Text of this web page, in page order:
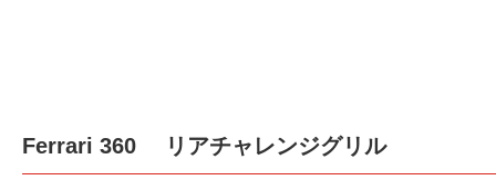
Ferrari 360 リアチャレンジグリル